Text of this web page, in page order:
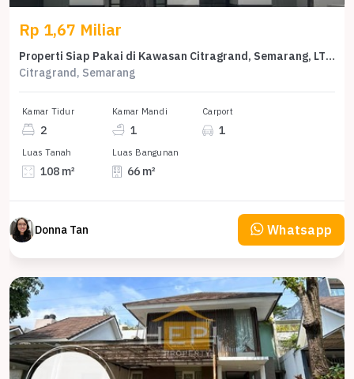
Rp 1,67 Miliar
Properti Siap Pakai di Kawasan Citragrand, Semarang, LT 108m²
Citragrand, Semarang
Kamar Tidur
2
Kamar Mandi
1
Carport
1
Luas Tanah
108 m²
Luas Bangunan
66 m²
Donna Tan Whatsapp